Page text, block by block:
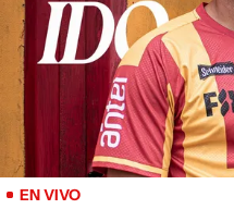
EN VIVO